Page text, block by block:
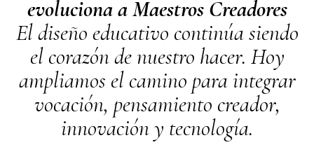
evoluciona a Maestros Creadores
El diseño educativo continúa siendo
el corazón de nuestro hacer. Hoy
ampliamos el camino para integrar
vocación, pensamiento creador,
innovación y tecnología.